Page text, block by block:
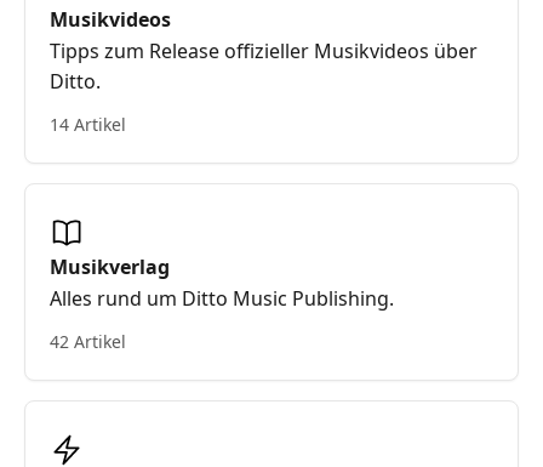
Musikvideos
Tipps zum Release offizieller Musikvideos über
Ditto.
14 Artikel
Musikverlag
Alles rund um Ditto Music Publishing.
42 Artikel